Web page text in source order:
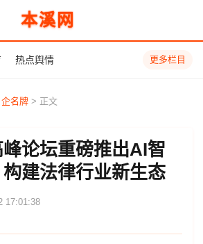
本溪网
热点舆情 更多栏目
名牌 > 正文
论坛重磅推出AI智
建法律行业新生态
17:01:38